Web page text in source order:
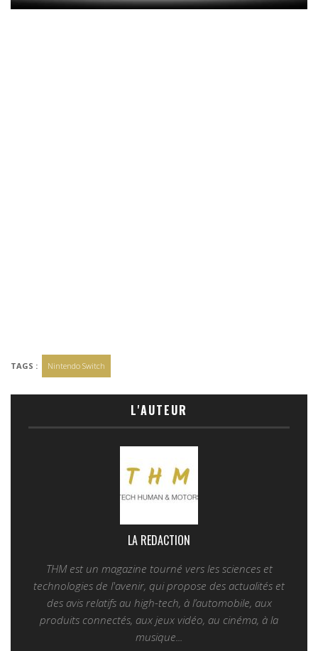
TAGS : Nintendo Switch
L'AUTEUR
LA REDACTION
THM est un magazine tourné vers les sciences et
technologies de l'avenir, qui propose des actualités et
des avis relatifs au high-tech, à l’automobile, aux
produits connectés, aux jeux vidéo, au cinéma, à la
musique...